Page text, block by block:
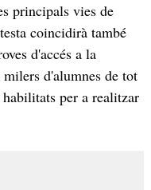
principals vies de
coincidirà també
d'accés a la
d'alumnes de tot
habilitats per a realitzar